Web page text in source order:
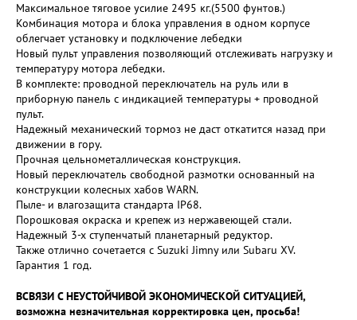
Максимальное тяговое усилие 2495 кг.(5500 фунтов.)
Комбинация мотора и блока управления в одном корпусе
облегчает установку и подключение лебедки
Новый пульт управления позволяющий отслеживать нагрузку и
температуру мотора лебедки.
В комплекте: проводной переключатель на руль или в
приборную панель с индикацией температуры + проводной
пульт.
Надежный механический тормоз не даст откатится назад при
движении в гору.
Прочная цельнометаллическая конструкция.
Новый переключатель свободной размотки основанный на
конструкции колесных хабов WARN.
Пыле- и влагозащита стандарта IP68.
Порошковая окраска и крепеж из нержавеющей стали.
Надежный 3-х ступенчатый планетарный редуктор.
Также отлично сочетается с Suzuki Jimny или Subaru XV.
Гарантия 1 год.
ВСВЯЗИ С НЕУСТОЙЧИВОЙ ЭКОНОМИЧЕСКОЙ СИТУАЦИЕЙ,
возможна незначительная корректировка цен, просьба!